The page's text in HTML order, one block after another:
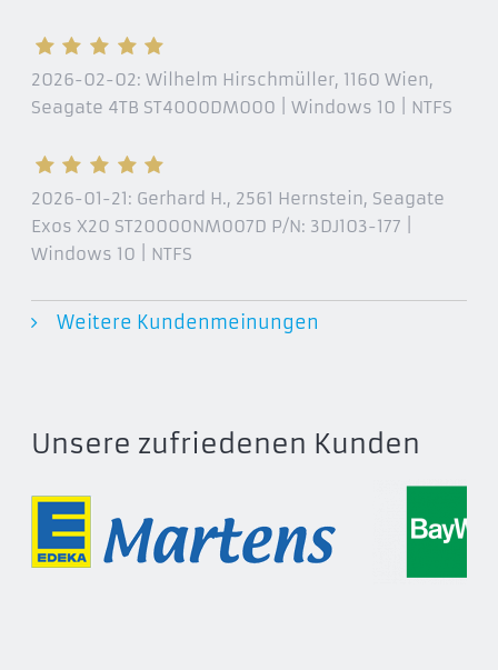
2026-02-02: Wilhelm Hirschmüller, 1160 Wien,
Seagate 4TB ST4000DM000 | Windows 10 | NTFS
2026-01-21: Gerhard H., 2561 Hernstein, Seagate
Exos X20 ST20000NM007D P/N: 3DJ103-177 |
Windows 10 | NTFS
Weitere Kundenmeinungen
Unsere zufriedenen Kunden